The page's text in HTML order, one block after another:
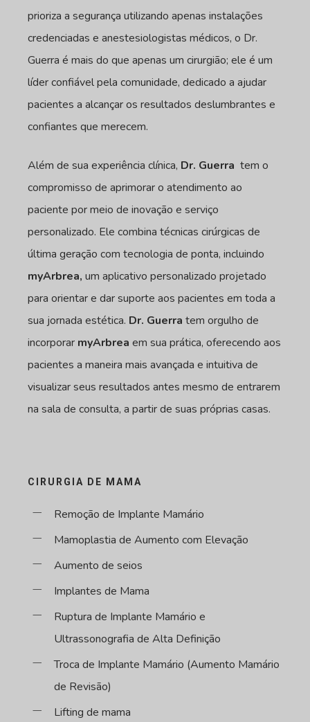
prioriza a segurança utilizando apenas instalações
credenciadas e anestesiologistas médicos, o Dr.
Guerra é mais do que apenas um cirurgião; ele é um
líder confiável pela comunidade, dedicado a ajudar
pacientes a alcançar os resultados deslumbrantes e
confiantes que merecem.
Além de sua experiência clínica, Dr. Guerra tem o
compromisso de aprimorar o atendimento ao
paciente por meio de inovação e serviço
personalizado. Ele combina técnicas cirúrgicas de
última geração com tecnologia de ponta, incluindo
myArbrea,um aplicativo personalizado projetado
para orientar e dar suporte aos pacientes em toda a
sua jornada estética. Dr. Guerra tem orgulho de
incorporar myArbrea em sua prática, oferecendo aos
pacientes a maneira mais avançada e intuitiva de
visualizar seus resultados antes mesmo de entrarem
na sala de consulta, a partir de suas próprias casas.
CIRURGIA DE MAMA
Remoção de Implante Mamário
Mamoplastia de Aumento com Elevação
Aumento de seios
Implantes de Mama
Ruptura de Implante Mamário e
Ultrassonografia de Alta Definição
Troca de Implante Mamário (Aumento Mamário
de Revisão)
Lifting de mama